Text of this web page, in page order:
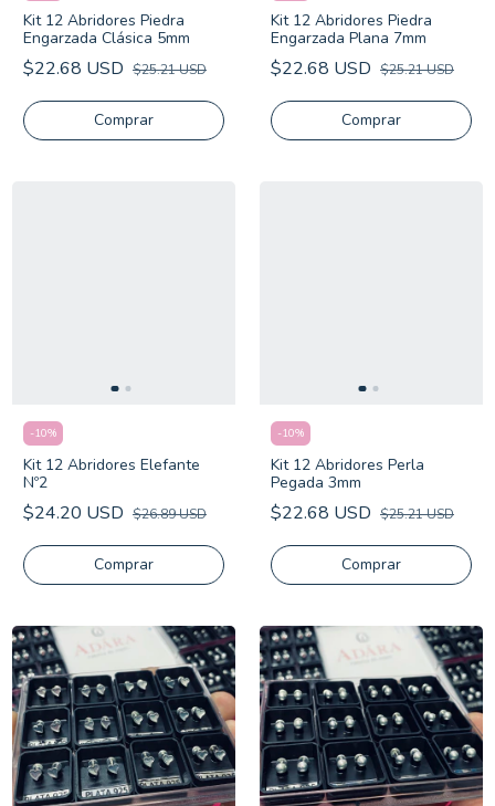
Kit 12 Abridores Piedra
Engarzada Clásica 5mm
$22.68 USD $25.21 USD
Comprar
Kit 12 Abridores Piedra
Engarzada Plana 7mm
$22.68 USD $25.21 USD
Comprar
-10%
Kit 12 Abridores Elefante
Nº2
$24.20 USD $26.89 USD
-10%
Kit 12 Abridores Perla
Pegada 3mm
$22.68 USD $25.21 USD